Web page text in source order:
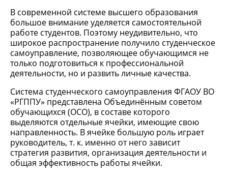
В современной системе высшего образования
большое внимание уделяется самостоятельной
работе студентов. Поэтому неудивительно, что
широкое распространение получило студенческое
самоуправление, позволяющее обучающимся не
только подготовиться к профессиональной
деятельности, но и развить личные качества.
Система студенческого самоуправления ФГАОУ ВО
«РГППУ» представлена Объединённым советом
обучающихся (ОСО), в составе которого
выделяются отдельные ячейки, имеющие свою
направленность. В ячейке большую роль играет
руководитель, т. к. именно от него зависит
стратегия развития, организация деятельности и
общая эффективность работы ячейки.